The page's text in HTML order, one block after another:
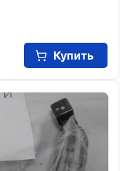
Купить